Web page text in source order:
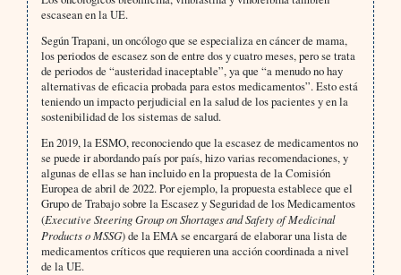
escasean en la UE.
Según Trapani, un oncólogo que se especializa en cáncer de mama,
los periodos de escasez son de entre dos y cuatro meses, pero se trata
de periodos de “austeridad inaceptable”, ya que “a menudo no hay
alternativas de eficacia probada para estos medicamentos”. Esto está
teniendo un impacto perjudicial en la salud de los pacientes y en la
sostenibilidad de los sistemas de salud.
En 2019, la ESMO, reconociendo que la escasez de medicamentos no
se puede ir abordando país por país, hizo varias recomendaciones, y
algunas de ellas se han incluido en la propuesta de la Comisión
Europea de abril de 2022. Por ejemplo, la propuesta establece que el
Grupo de Trabajo sobre la Escasez y Seguridad de los Medicamentos
(Executive Steering Group on Shortages and Safety of Medicinal
Products o MSSG) de la EMA se encargará de elaborar una lista de
medicamentos críticos que requieren una acción coordinada a nivel
de la UE.